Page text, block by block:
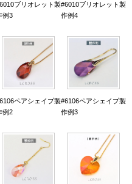
ブリオレット製
例3
#6010ブリオレット製
作例4
ペアシェイプ製
例2
#6106ペアシェイプ製
作例3